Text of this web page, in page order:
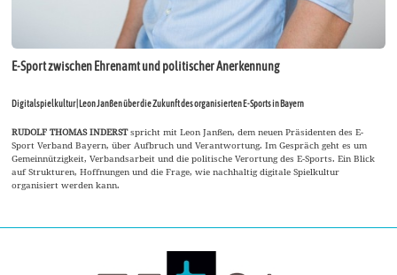
E-Sport zwischen Ehrenamt und politischer Anerkennung
Digitalspielkultur | Leon Janßen über die Zukunft des organisierten E-Sports in Bayern
RUDOLF THOMAS INDERSTspricht mit Leon Janßen, dem neuen Präsidenten des E-
Sport Verband Bayern, über Aufbruch und Verantwortung. Im Gespräch geht es um
Gemeinnützigkeit, Verbandsarbeit und die politische Verortung des E-Sports. Ein Blick
auf Strukturen, Hoffnungen und die Frage, wie nachhaltig digitale Spielkultur
organisiert werden kann.